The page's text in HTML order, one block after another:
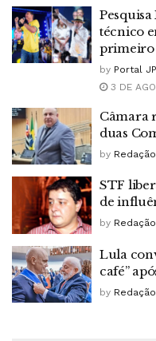
técnico
primeiro
by Portal
3 DE
Câmara
duas
by Redação
STF
de
by Redação
Lula
café”
by Redação